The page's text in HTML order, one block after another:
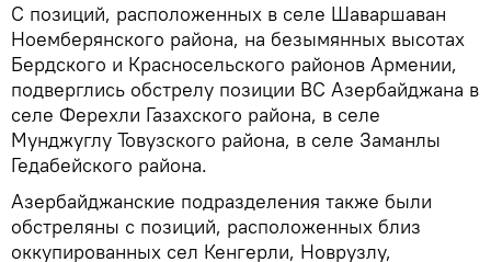
С позиций, расположенных в селe Шаваршаван
Ноемберянского района, на безымянных высотах
Бердского и Красносельского районов Армении,
подверглись обстрелу позиции ВС Азербайджана в
селе Ферехли Газахского района, в селe
Мунджуглу Товузского района, в селe Заманлы
Гедабейского района.
Азербайджанские подразделения также были
обстреляны с позиций, расположенных близ
оккупированных сел Кенгерли, Новрузлу,